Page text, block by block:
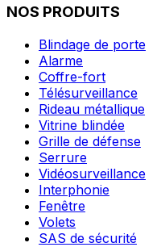
NOS PRODUITS
Blindage de porte
Alarme
Coffre-fort
Télésurveillance
Rideau métallique
Vitrine blindée
Grille de défense
Serrure
Vidéosurveillance
Interphonie
Fenêtre
Volets
SAS de sécurité